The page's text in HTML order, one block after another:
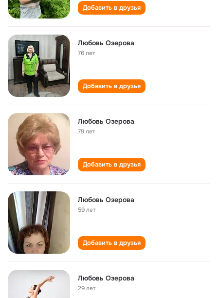
Добавить в друзья
Любовь Озерова
76 лет
Добавить в друзья
Любовь Озерова
79 лет
Добавить в друзья
Любовь Озерова
59 лет
Добавить в друзья
Любовь Озерова
29 лет